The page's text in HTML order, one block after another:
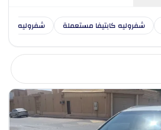
شفروليه كابتيفا مستعملة شفروليه